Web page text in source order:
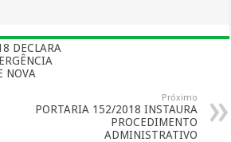
DECLARA
NOVA
Próximo
PORTARIA 152/2018 INSTAURA
PROCEDIMENTO
ADMINISTRATIVO